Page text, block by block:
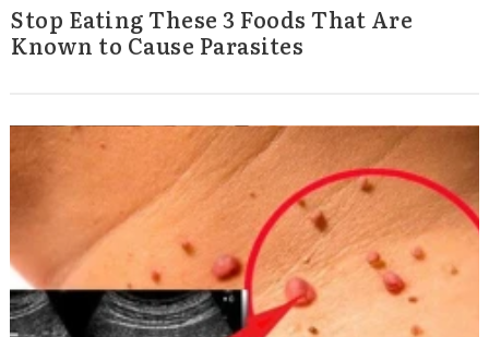
Stop Eating These 3 Foods That Are
Known to Cause Parasites